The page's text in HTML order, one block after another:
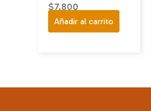
$7.800
Añadir al carrito